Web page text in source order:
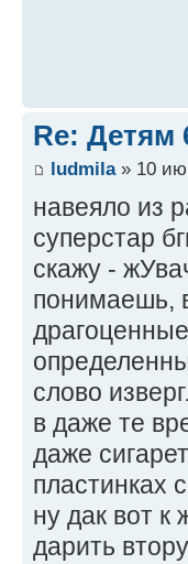
Re: Детям
ludmila» 10
навеяло из
суперстар
скажу -
понимаешь,
слово
в даже те
даже
пластинках
ну дак вот
дарить